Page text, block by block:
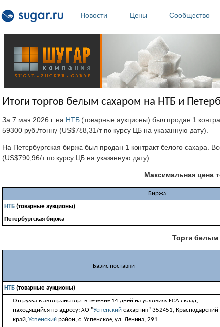
Новости
Цены Сообщество
Итоги торгов белым сахаром на НТБ и
За 7 мая 2026 г. на НТБ (товарные аукционы) был продан 1
59300 руб./тонну (US$788,31/т по курсу ЦБ на указанную дату).
На Петербургская биржа был продан 1 контракт белого сахара.
(US$790,96/т по курсу ЦБ на указанную дату).
Максимальная цена
Биржа
НТБ (товарные аукционы)
Петербургская биржа
Торги белым
Базис поставки
НТБ (товарные аукционы)
Отгрузка в автотранспорт в течение 14 дней на условиях FCA склад,
находящийся по адресу: АО "Успенский сахарник" 352451, Краснодарский
край, Успенский район, с. Успенское, ул. Ленина, 291